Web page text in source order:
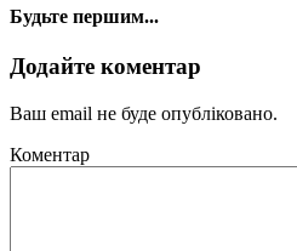
Будьте першим...
Додайте коментар
Ваш email не буде опубліковано.
Коментар